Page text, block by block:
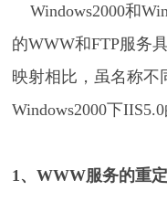
Windows2000和
的WWW和FTP服务
映射相比，虽名称不
Windows2000下
1、WWW服务的重